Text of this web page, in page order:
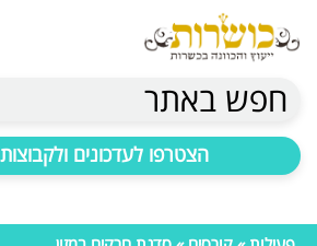
חפש באתר
הצטרפו לעדכונים